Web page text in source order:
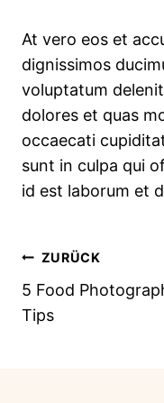
At vero eos et
dignissimos
voluptatum
dolores et quas
occaecati
sunt in culpa qui
id est laborum et
ZURÜCK
5 Food
Tips